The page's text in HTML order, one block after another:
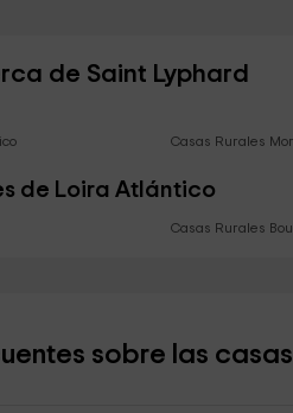
de Saint Lyphard
Casas Rurales
de Loira Atlántico
Casas Rurales
sobre las